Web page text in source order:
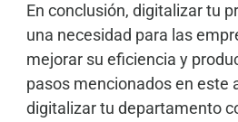
En conclusión, digitalizar tu
una necesidad para las
mejorar su eficiencia y
pasos mencionados en este
digitalizar tu departamento